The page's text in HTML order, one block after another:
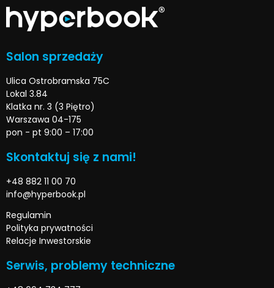
Salon sprzedaży
Ulica Ostrobramska 75C
Lokal 3.84
Klatka nr. 3 (3 Piętro)
Warszawa 04-175
pon - pt 9:00 – 17:00
Skontaktuj się z nami!
+48 882 11 00 70
info@hyperbook.pl
Regulamin
Polityka prywatności
Relacje Inwestorskie
Serwis, problemy techniczne